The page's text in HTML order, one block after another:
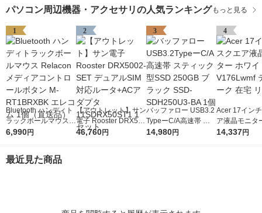
パソコン周辺機器・アクセサリの人気ランキング もっと見る
1
Bluetooth ハンディト
ラックボールマウス R
elacon メディアコン
個（直送品）
6,990円
2
【アウトレット】サン
電子 Rooster DRX500
2-SET デュアルSIM対
46,760円
3
バッファロー USB3.2
TypeーC/A高速帯 ス
ティック型SSD 250G
14,980円
4
Acer 17イン
ア液晶モニタ
イト
14,337円
最近見た商品